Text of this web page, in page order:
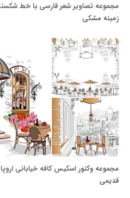
مجموعه تصاویر شعر فارسی با خط
زمینه مشکی
مجموعه وکتور اسکیس کافه خیابانی
قدیمی